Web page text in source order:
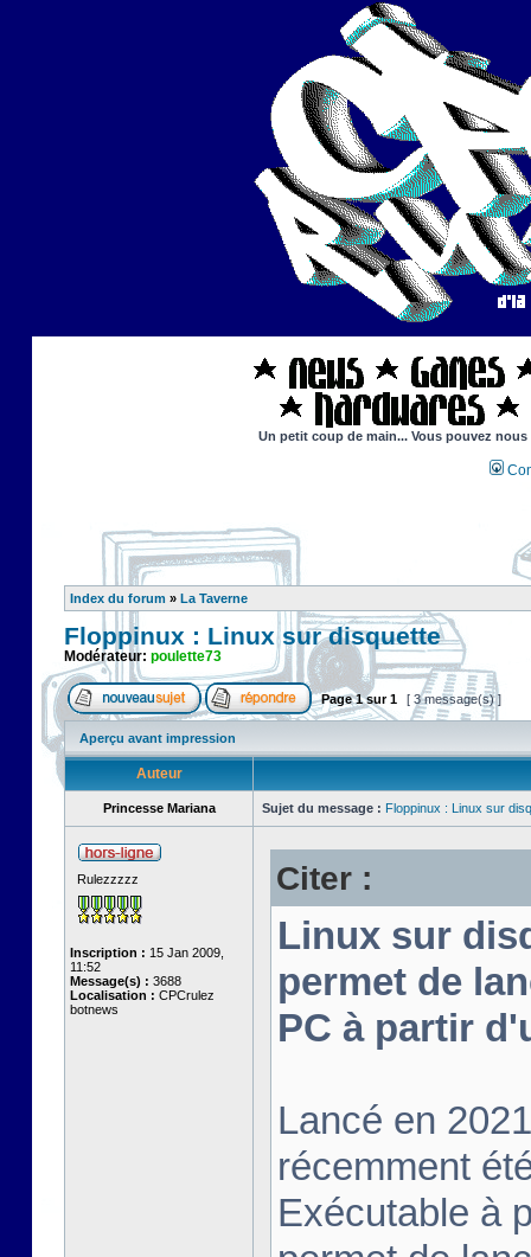
Un petit coup de main... Vous pouvez
Index du forum » La Taverne
Floppinux : Linux sur disquette
Modérateur: poulette73
Page1sur1 [ 3 message(s) ]
Aperçu avant impression
Auteur
Princesse Mariana Sujet du message : Floppinux : Linux sur
Rulezzzzz
Inscription : 15 Jan 2009,
11:52
Message(s) : 3688
Localisation : CPCrulez
botnews
Citer :
Linux sur
permet de
PC à partir
Lancé en
récemment
Exécutable à